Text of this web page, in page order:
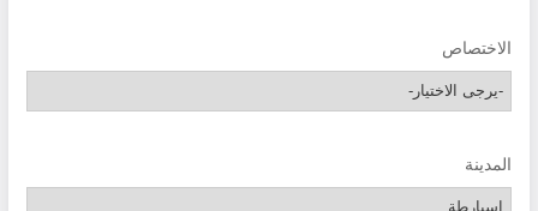
الاختصاص
المدينة